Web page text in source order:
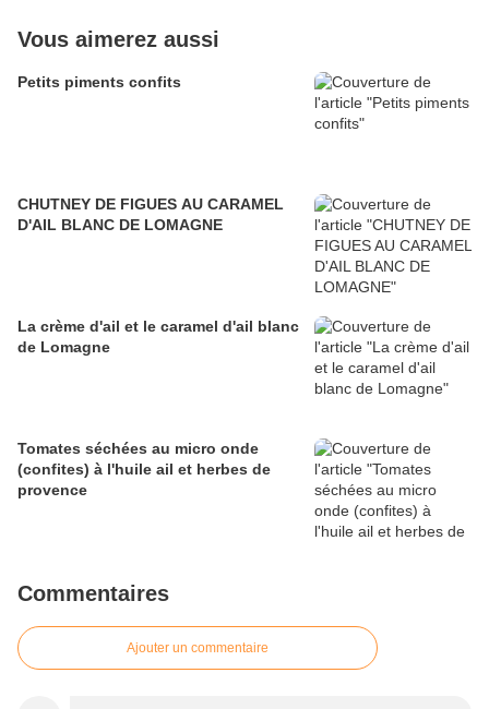
Vous aimerez aussi
Petits piments confits
CHUTNEY DE FIGUES AU CARAMEL
D'AIL BLANC DE LOMAGNE
La crème d'ail et le caramel d'ail blanc
de Lomagne
Tomates séchées au micro onde
(confites) à l'huile ail et herbes de
provence
Commentaires
Ajouter un commentaire